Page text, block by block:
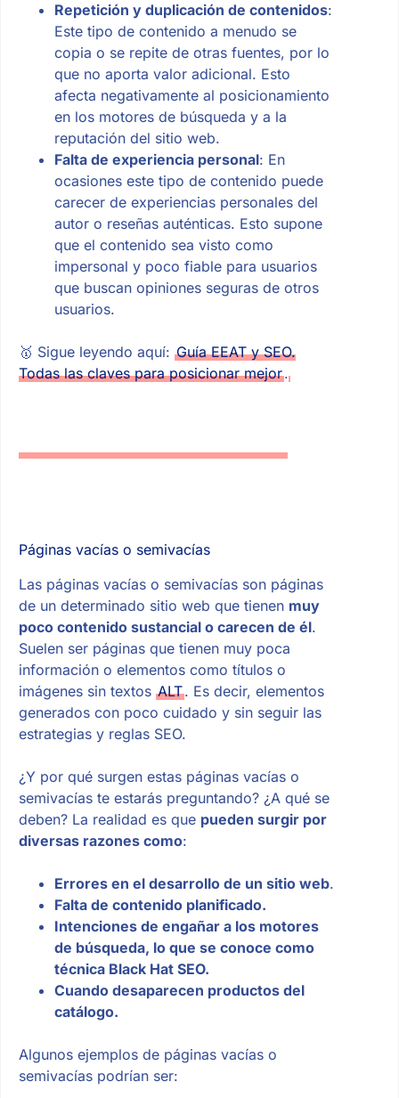
Repetición y duplicación de contenidos:
Este tipo de contenido a menudo se
copia o se repite de otras fuentes, por lo
que no aporta valor adicional. Esto
afecta negativamente al posicionamiento
en los motores de búsqueda y a la
reputación del sitio web.
Falta de experiencia personal: En
ocasiones este tipo de contenido puede
carecer de experiencias personales del
autor o reseñas auténticas. Esto supone
que el contenido sea visto como
impersonal y poco fiable para usuarios
que buscan opiniones seguras de otros
usuarios.
🥇 Sigue leyendo aquí: Guía EEAT y SEO.
Todas las claves para posicionar mejor.
Páginas vacías o semivacías
Las páginas vacías o semivacías son páginas
de un determinado sitio web que tienen muy
poco contenido sustancial o carecen de él.
Suelen ser páginas que tienen muy poca
información o elementos como títulos o
imágenes sin textos ALT. Es decir, elementos
generados con poco cuidado y sin seguir las
estrategias y reglas SEO.
¿Y por qué surgen estas páginas vacías o
semivacías te estarás preguntando? ¿A qué se
deben? La realidad es que pueden surgir por
diversas razones como:
Errores en el desarrollo de un sitio web.
Falta de contenido planificado.
Intenciones de engañar a los motores
de búsqueda, lo que se conoce como
técnica Black Hat SEO.
Cuando desaparecen productos del
catálogo.
Algunos ejemplos de páginas vacías o
semivacías podrían ser: